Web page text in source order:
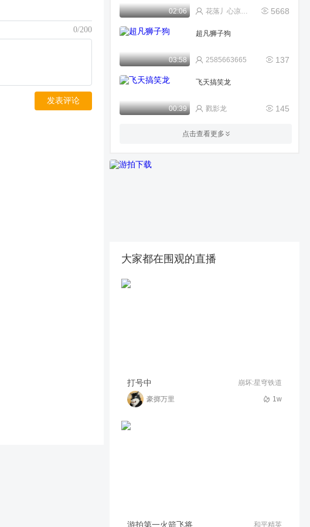
0/200
发表评论
02:06 5668
花落丿心凉透透
03:58
超凡狮子狗
137
2585663665
00:39
飞天搞笑龙
145
戮影龙
身为龙的传人，学点中文真的
05:18 戮影龙
点击查看更多
大家都在围观的直播
崩坏:星穹铁道
打号中
1w
豪掷万里
和平精英
游拍第一火箭飞将